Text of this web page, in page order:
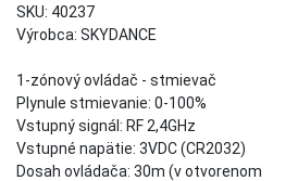
SKU: 40237
Výrobca: SKYDANCE
1-zónový ovládač - stmievač
Plynule stmievanie: 0-100%
Vstupný signál: RF 2,4GHz
Vstupné napätie: 3VDC (CR2032)
Dosah ovládača: 30m (v otvorenom